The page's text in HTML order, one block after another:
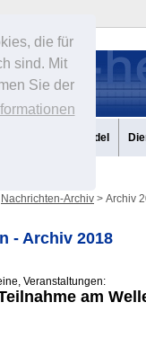
die für
sind. Mit
Sie der
Handel
Nachrichten-Archiv > Archiv
- Archiv 2018
Veranstaltungen:
am